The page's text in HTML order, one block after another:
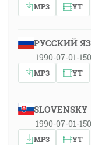
MP3 YT
РУССКИЙ
1990-07-01-
MP3 YT
SLOVENSKY
1990-07-01-
MP3 YT